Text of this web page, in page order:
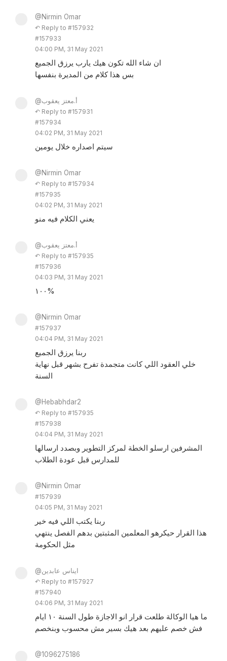
@Nirmin Omar
↶ Reply to #157932
#157933
04:00 PM, 31 May 2021
ان شاء الله تكون هيك يارب يرزق الجميع
بس هذا كلام من المديرة بنفسها
@أ.معتز يعقوب
↶ Reply to #157931
#157934
04:02 PM, 31 May 2021
سيتم اصداره خلال يومين
@Nirmin Omar
↶ Reply to #157934
#157935
04:02 PM, 31 May 2021
يعني الكلام فيه منو
@أ.معتز يعقوب
↶ Reply to #157935
#157936
04:03 PM, 31 May 2021
١٠٠%
@Nirmin Omar
#157937
04:04 PM, 31 May 2021
ربنا يرزق الجميع
خلي العقود اللي كانت متجمدة تفرح بشهر قبل نهاية
السنة
@Hebabhdar2
↶ Reply to #157935
#157938
04:04 PM, 31 May 2021
المشرفين ارسلو الخطة لمركز التطوير وبصدد ارسالها
للمدارس قبل عودة الطلاب
@Nirmin Omar
#157939
04:05 PM, 31 May 2021
ربنا يكتب اللي فيه خير
هذا القرار حيكرهو المعلمين المثبتين بدهم الفصل ينتهي
مثل الحكومة
@ايناس عابدين
↶ Reply to #157927
#157940
04:06 PM, 31 May 2021
ما هيا الوكالة طلعت قرار انو الاجازة طول السنة ١٠ ايام
فش خصم عليهم بعد هيك بسير مش محسوب وبنخصم
@1096275186